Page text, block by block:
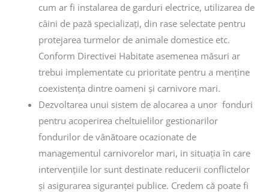
cum ar fi instalarea de garduri electrice, utilizarea de
câini de pază specializați, din rase selectate pentru
protejarea turmelor de animale domestice etc.
Conform Directivei Habitate asemenea măsuri ar
trebui implementate cu prioritate pentru a menține
coexistența dintre oameni și carnivore mari.
Dezvoltarea unui sistem de alocarea a unor fonduri
pentru acoperirea cheltuielilor gestionarilor
fondurilor de vânătoare ocazionate de
managementul carnivorelor mari, in situația în care
intervențiile lor sunt destinate reducerii conflictelor
și asigurarea siguranței publice. Credem că poate fi